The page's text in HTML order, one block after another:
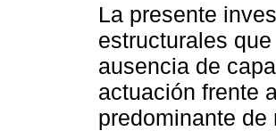
La presente
estructurales
ausencia de
actuación frente
predominante